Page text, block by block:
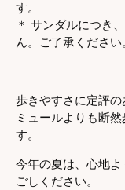
す。
＊ サンダルにつき
ん。ご了承ください
歩きやすさに定評の
ミュールよりも断
す。
今年の夏は、心地
ごしください。